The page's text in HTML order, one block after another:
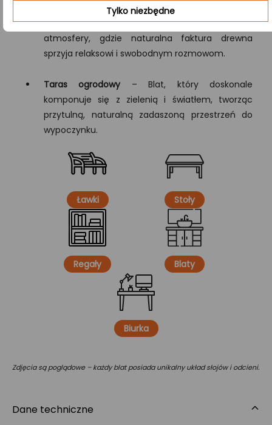
Kawiarnia– Idealny do tworzenia przyjaznej
atmosfery, gdzie naturalna faktura drewna
sprzyja relaksowi i swobodnym rozmowom.
Taras ogrodowy – Blat, który doskonale
komponuje się z zielenią i światłem, tworząc
przytulną, naturalną zadaszoną przestrzeń do
wypoczynku.
Ławki Stoły
Regały Blaty
Biurka
Zdjęcia są poglądowe – każdy blat posiada unikalny układ słojów i odcieni.
Dane techniczne
Tylko niezbędne